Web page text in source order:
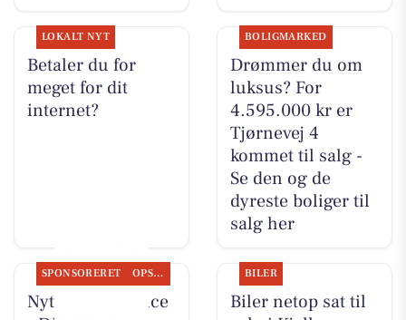
LOKALT NYT
Betaler du for
meget for dit
internet?
BOLIGMARKED
Drømmer du om
luksus? For
4.595.000 kr er
Tjørnevej 4
kommet til salg -
Se den og de
dyreste boliger til
salg her
SPONSORERET OPSLAGSTAVLEN
Nyt fra Rs-Service
BILER
Biler netop sat til